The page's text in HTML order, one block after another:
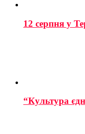
12 серпня у
“Культура